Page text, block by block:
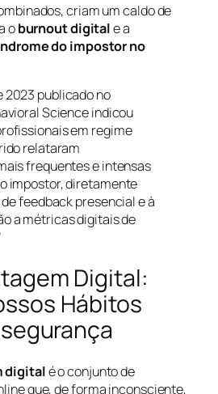
criam um caldo de
oburnout digitale a
do impostor no
2023 publicado no
Science indicou
em regime
relataram
frequentes e intensas
impostor, diretamente
feedback presencial e à
a métricas digitais de
Digital:
Hábitos
digitalé o conjunto de
que, de forma inconsciente,